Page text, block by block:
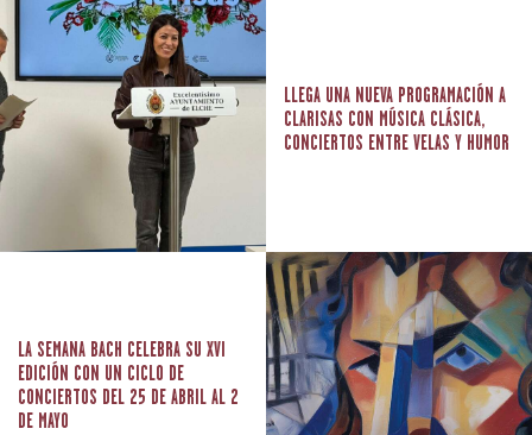
LLEGA UNA NUEVA PROGRAMACIÓN A
CLARISAS CON MÚSICA CLÁSICA,
CONCIERTOS ENTRE VELAS Y HUMOR
LA SEMANA BACH CELEBRA SU XVI
EDICIÓN CON UN CICLO DE
CONCIERTOS DEL 25 DE ABRIL AL 2
DE MAYO